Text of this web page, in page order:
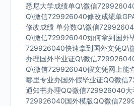
悉尼大学成绩单Q\微信
Q\微信729926040修改成绩单
修改成绩 单分数Q\微信
Q\微信729926040如何拿到国外
729926040快速拿到国外文凭Q\
办理国外毕业证Q\微信
Q\微信729926040假文凭网上能
哪里专业办国外假毕业证QQ微信
通知书办理QQ微信729926040大
729926040国外模版QQ微信